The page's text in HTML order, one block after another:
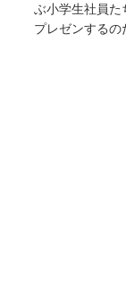
ぶ小学生社員た
プレゼンするの